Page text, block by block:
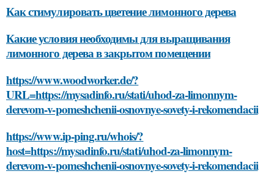
Как стимулировать цветение лимонного дерева
Какие условия необходимы для выращивания
лимонного дерева в закрытом помещении
https://www.woodworker.de/?
URL=https://mysadinfo.ru/stati/uhod-za-limonnym-
derevom-v-pomeshchenii-osnovnye-sovety-i-rekomendacii
https://www.ip-ping.ru/whois/?
host=https://mysadinfo.ru/stati/uhod-za-limonnym-
derevom-v-pomeshchenii-osnovnye-sovety-i-rekomendacii